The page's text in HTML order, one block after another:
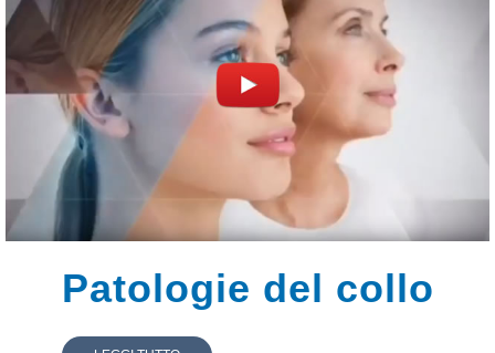
Patologie del collo